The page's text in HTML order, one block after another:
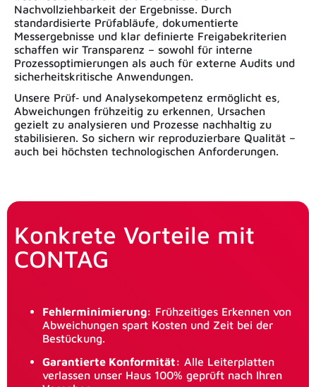
Nachvollziehbarkeit der Ergebnisse. Durch
standardisierte Prüfabläufe, dokumentierte
Messergebnisse und klar definierte Freigabekriterien
schaffen wir Transparenz – sowohl für interne
Prozessoptimierungen als auch für externe Audits und
sicherheitskritische Anwendungen.
Unsere Prüf‑ und Analysekompetenz ermöglicht es,
Abweichungen frühzeitig zu erkennen, Ursachen
gezielt zu analysieren und Prozesse nachhaltig zu
stabilisieren. So sichern wir reproduzierbare Qualität –
auch bei höchsten technologischen Anforderungen.
Konkrete Vorteile mit
CONTAG
Fehlerminimierung: Frühzeitiges Erkennen von
Abweichungen spart Kosten und Zeit bei der
Bestückung.
Garantierte Konformität: Alle Leiterplatten
verlassen unser Haus 100% geprüft nach Ihren